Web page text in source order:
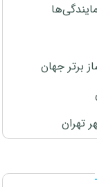
تهران